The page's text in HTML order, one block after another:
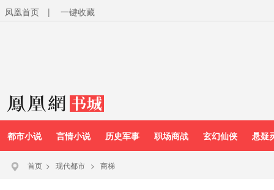
凤凰首页 | 一键收藏
都市小说 言情小说 历史军事 职场商战 玄幻仙侠 悬疑
首页 > 现代都市 > 商梯